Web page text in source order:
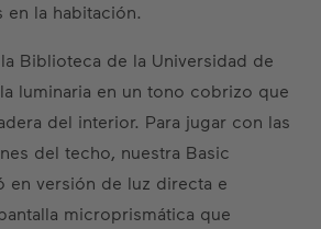
en la habitación.
Biblioteca de la Universidad de
luminaria en un tono cobrizo que
del interior. Para jugar con las
del techo, nuestra Basic
en versión de luz directa e
microprismática que